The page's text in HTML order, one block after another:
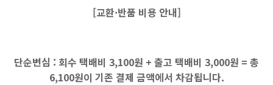
[교환·반품 비용 안내]
단순변심 : 회수 택배비 3,100원 + 출고 택배비 3,000원 = 총
6,100원이 기존 결제 금액에서 차감됩니다.